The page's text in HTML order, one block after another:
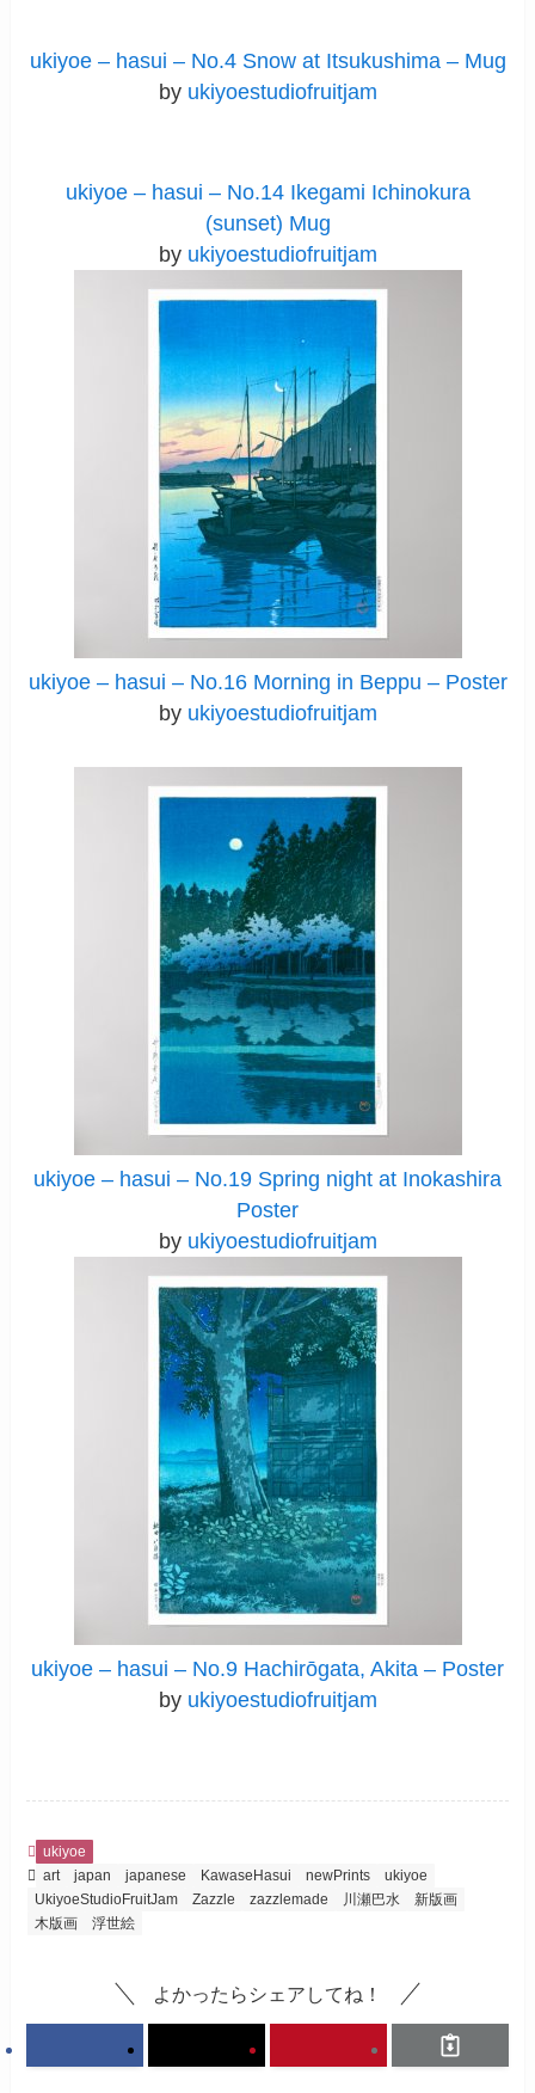
ukiyoe – hasui – No.4 Snow at Itsukushima – Mug
by ukiyoestudiofruitjam
ukiyoe – hasui – No.14 Ikegami Ichinokura
(sunset) Mug
by ukiyoestudiofruitjam
ukiyoe – hasui – No.16 Morning in Beppu – Poster
by ukiyoestudiofruitjam
ukiyoe – hasui – No.19 Spring night at Inokashira
Poster
by ukiyoestudiofruitjam
ukiyoe – hasui – No.9 Hachirōgata, Akita – Poster
by ukiyoestudiofruitjam
ukiyoe
art
japan japanese KawaseHasui newPrints
ukiyoe
UkiyoeStudioFruitJam
Zazzle zazzlemade 川瀬巴水
新版画
木版画
浮世絵
よかったらシェアしてね！